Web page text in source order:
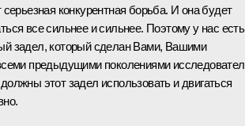
серьезная конкурентная борьба. И она будет
все сильнее и сильнее. Поэтому у нас есть
задел, который сделан Вами, Вашими
предыдущими поколениями
этот задел использовать и двигаться